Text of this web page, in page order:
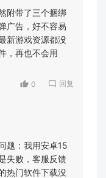
附带了三个捆绑
广告，好不容易
新游戏资源都没
，再也不会用
0 回复
题：我用安卓15
失败，客服反馈
热门软件下载没